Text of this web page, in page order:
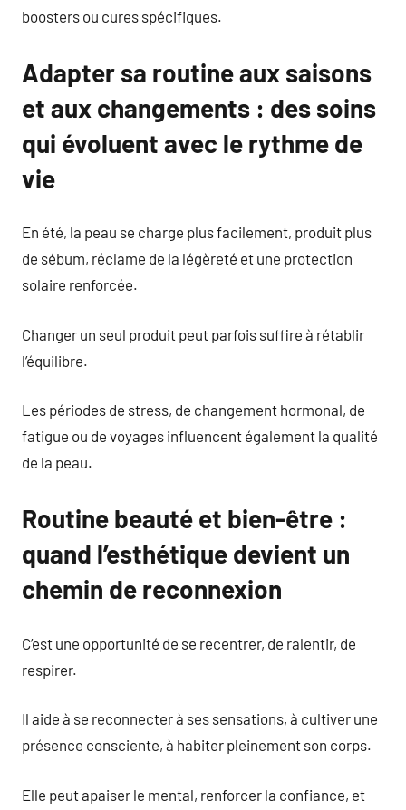
boosters ou cures spécifiques.
Adapter sa routine aux saisons
et aux changements : des soins
qui évoluent avec le rythme de
vie
En été, la peau se charge plus facilement, produit plus
de sébum, réclame de la légèreté et une protection
solaire renforcée.
Changer un seul produit peut parfois suffire à rétablir
l’équilibre.
Les périodes de stress, de changement hormonal, de
fatigue ou de voyages influencent également la qualité
de la peau.
Routine beauté et bien-être :
quand l’esthétique devient un
chemin de reconnexion
C’est une opportunité de se recentrer, de ralentir, de
respirer.
Il aide à se reconnecter à ses sensations, à cultiver une
présence consciente, à habiter pleinement son corps.
Elle peut apaiser le mental, renforcer la confiance, et